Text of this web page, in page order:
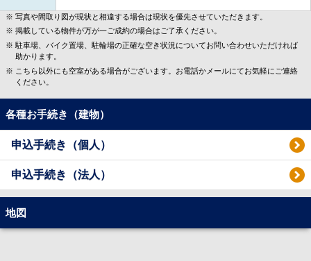
写真や間取り図が現状と相違する場合は現状を優先させていただきます。
掲載している物件が万が一ご成約の場合はご了承ください。
駐車場、バイク置場、駐輪場の正確な空き状況についてお問い合わせいただければ
助かります。
こちら以外にも空室がある場合がございます。お電話かメールにてお気軽にご連絡
ください。
各種お手続き（建物）
申込手続き（個人）
申込手続き（法人）
地図